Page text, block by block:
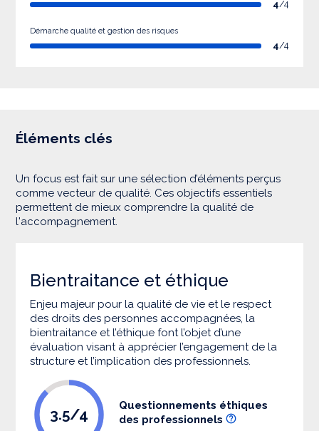
4/4
Démarche qualité et gestion des risques
4/4
Éléments clés
Un focus est fait sur une sélection d’éléments perçus
comme vecteur de qualité. Ces objectifs essentiels
permettent de mieux comprendre la qualité de
l'accompagnement.
Bientraitance et éthique
Enjeu majeur pour la qualité de vie et le respect
des droits des personnes accompagnées, la
bientraitance et l’éthique font l’objet d’une
évaluation visant à apprécier l’engagement de la
structure et l’implication des professionnels.
3.5/4
Questionnements éthiques
des professionnels